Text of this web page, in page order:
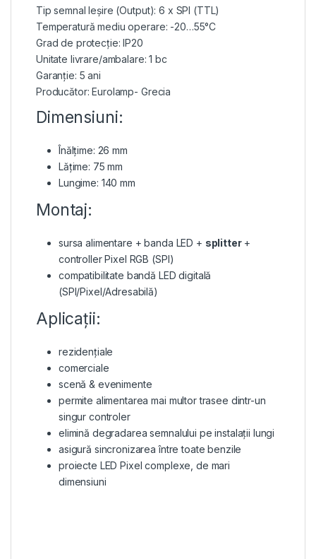
Tip semnal Ieșire (Output): 6 x SPI (TTL)
Temperatură mediu operare: -20…55°C
Grad de protecție: IP20
Unitate livrare/ambalare: 1 bc
Garanție: 5 ani
Producător: Eurolamp- Grecia
Dimensiuni:
Înălțime: 26 mm
Lățime: 75 mm
Lungime: 140 mm
Montaj:
sursa alimentare + banda LED + splitter+
controller Pixel RGB (SPI)
compatibilitate bandă LED digitală
(SPI/Pixel/Adresabilă)
Aplicații:
rezidențiale
comerciale
scenă & evenimente
permite alimentarea mai multor trasee dintr-un
singur controler
elimină degradarea semnalului pe instalații lungi
asigură sincronizarea între toate benzile
proiecte LED Pixel complexe, de mari
dimensiuni